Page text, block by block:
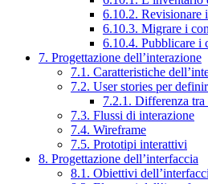
6.10.2. Revisionare
6.10.3. Migrare i
6.10.4. Pubblicare i
7. Progettazione dell’interazione
7.1. Caratteristiche
7.2. User stories per
7.2.1. Differenza tra
7.3. Flussi di interazione
7.4. Wireframe
7.5. Prototipi interattivi
8. Progettazione dell’interfaccia
8.1. Obiettivi